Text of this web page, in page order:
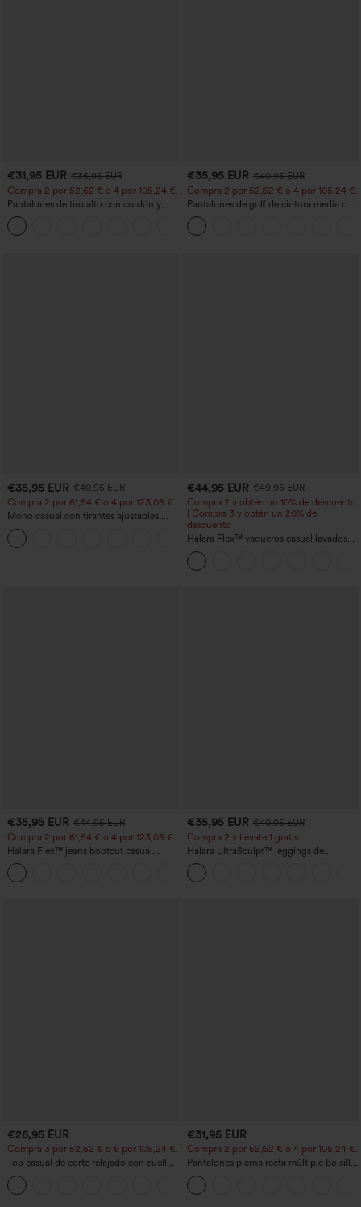
€31,95 EUR €35,95 EUR
Compra 2 por 52,62 € o 4 por 105,24 €.
Pantalones de tiro alto con cordón y
bolsillos, pernera ancha, holgados y de
estilo casual con tacto de lino.
€35,95 EUR €40,95 EUR
Compra 2 por 52,62 € o 4 por 105,24 €.
Pantalones de golf de cintura media con
cordón, dobladillo curvo, secado rápido,
de corte cónico y con bolsillos - UPF40+
€35,95 EUR €40,95 EUR
Compra 2 por 61,54 € o 4 por 123,08 €.
Mono casual con tirantes ajustables,
fruncidos, pierna ancha, tejido jaspeado
y bolsillos - Easy Peezy
+10
€44,95 EUR €49,95 EUR
Compra 2 y obtén un 10% de descuento
| Compra 3 y obtén un 20% de
descuento
Halara Flex™ vaqueros casual lavados
asimétricos de tiro bajo con bolsillos
con cremallera, corte baggy y pierna
ancha
€35,95 EUR €44,95 EUR
Compra 2 por 61,54 € o 4 por 123,08 €.
Halara Flex™ jeans bootcut casual
lavados, de talle alto y con bolsillos
€35,95 EUR €40,95 EUR
Compra 2 y llévate 1 gratis
Halara UltraSculpt™ leggings de
entrenamiento moldeadores de talle alto
con fruncido trasero que realza los
glúteos, control de abdomen y bolsillos
€26,95 EUR
Compra 3 por 52,62 € o 6 por 105,24 €.
Top casual de corte relajado con cuello
redondo y mangas murciélago.
€31,95 EUR
Compra 2 por 52,62 € o 4 por 105,24 €.
Pantalones pierna recta múltiple bolsillo
botón tiro alto